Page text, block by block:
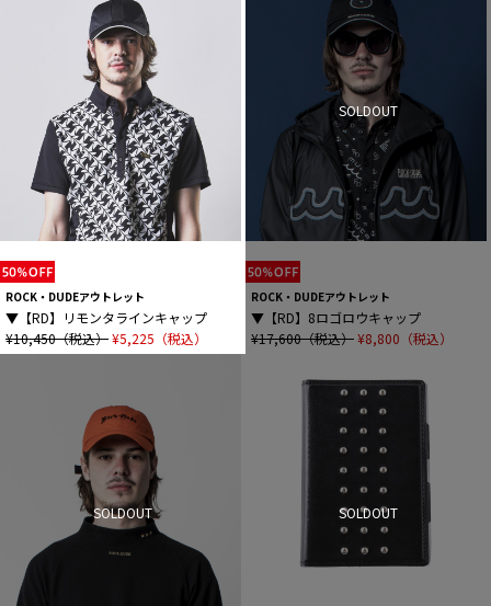
ROCK・DUDEアウトレット
▼【RD】リモンタラインキャップ
¥10,450（税込）¥5,225（税込）
ROCK・DUDEアウトレット
SOLDOUT
▼【RD】8ロゴロウキャップ
¥17,600（税込）¥8,800（税込）
SOLDOUT SOLDOUT